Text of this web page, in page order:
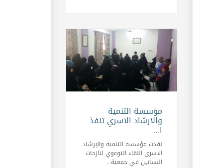
مؤسسة التنمية
والارشاد الاسري تنفذ
ا...
نفذت مؤسسة التنمية والإرشاد
الاسري اللقاء التوعوي لنازحات
البساتين في جمعية...